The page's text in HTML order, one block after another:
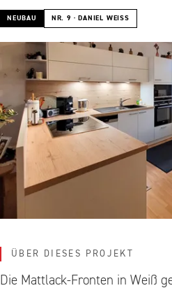
NEUBAU NR. 9 · DANIEL WEISS
ÜBER DIESES PROJEKT
Die Mattlack-Fronten in Weiß